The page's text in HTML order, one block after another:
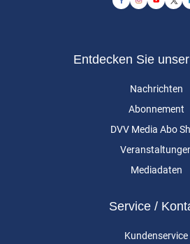
Entdecken Sie
Nachrichten
Abonnement
DVV Media Abo
Mediadaten
Service /
Kundenservice